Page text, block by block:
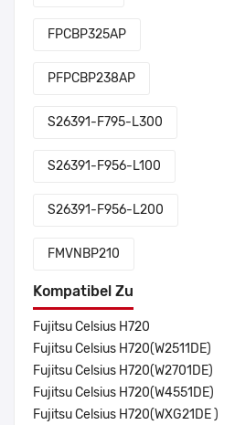
FPCBP325AP
PFPCBP238AP
S26391-F795-L300
S26391-F956-L100
S26391-F956-L200
FMVNBP210
Kompatibel Zu
Fujitsu Celsius H720
Fujitsu Celsius H720(W2511DE)
Fujitsu Celsius H720(W2701DE)
Fujitsu Celsius H720(W4551DE)
Fujitsu Celsius H720(WXG21DE )